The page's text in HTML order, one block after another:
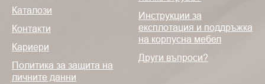
Каталози
Контакти
Кариери
Политика за защита на
личните данни
Инструкции за
експлотация и поддръжка
на корпусна мебел
Други въпроси?